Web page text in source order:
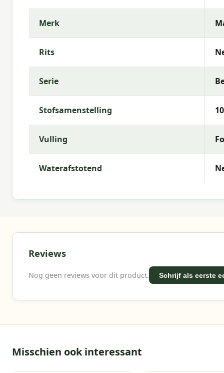
Merk
Rits
Serie
Stofsamenstelling
Vulling
Waterafstotend
Reviews
Nog geen reviews voor dit product. Schrijf als eerste
Misschien ook interessant